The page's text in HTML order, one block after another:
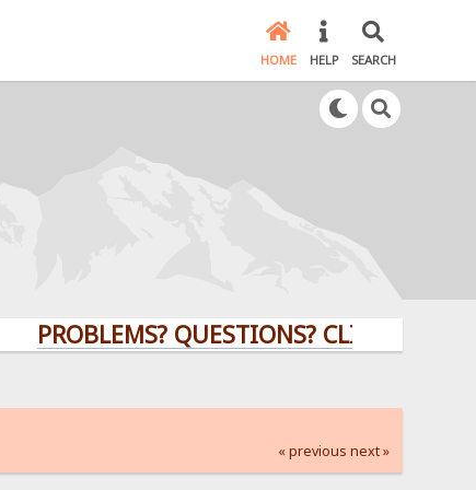
HOME HELP SEARCH
PROBLEMS? QUESTIONS? CLICK HERE!
« previous next »